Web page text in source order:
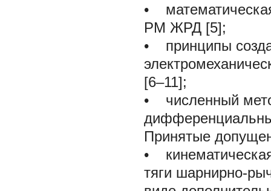
•
РМ ЖРД [5];
• принципы
[6–11];
• численный
Принятые
•
тяги шарнирно-